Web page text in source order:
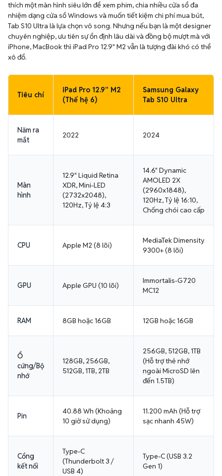
thích một màn hình siêu lớn để xem phim, chia nhiều cửa sổ đa
nhiệm dạng cửa sổ Windows và muốn tiết kiệm chi phí mua bút,
Tab S10 Ultra là lựa chọn vô song. Nhưng nếu bạn là một designer
chuyên nghiệp, ưu tiên sự ổn định lâu dài và đồng bộ mượt mà với
iPhone, MacBook thì iPad Pro 12.9" M2 vẫn là tượng đài khó có thể
xô đổ.
Tiêu chí
iPad Pro 12.9" M2
(Thế hệ 6)
Samsung Galaxy
Tab S10 Ultra
Năm ra
mắt
2022 2024
Màn
hình
12.9" Liquid Retina
XDR, Mini-LED
(2732x2048),
120Hz, Tỷ lệ 4:3
14.6" Dynamic
AMOLED 2X
(2960x1848),
120Hz, Tỷ lệ 16:10,
Chống chói cao cấp
CPU Apple M2 (8 lõi)
MediaTek Dimensity
9300+ (8 lõi)
GPU Apple GPU (10 lõi)
Immortalis-G720
MC12
RAM 8GB hoặc 16GB 12GB hoặc 16GB
Ổ
cứng/Bộ
nhớ
128GB, 256GB,
512GB, 1TB, 2TB
256GB, 512GB, 1TB
(Hỗ trợ thẻ nhớ
ngoài MicroSD lên
đến 1.5TB)
Pin
40.88 Wh (Khoảng
10 giờ sử dụng)
11.200 mAh (Hỗ trợ
sạc nhanh 45W)
Cổng
kết nối
Type-C
(Thunderbolt 3 /
USB 4)
Type-C (USB 3.2
Gen 1)